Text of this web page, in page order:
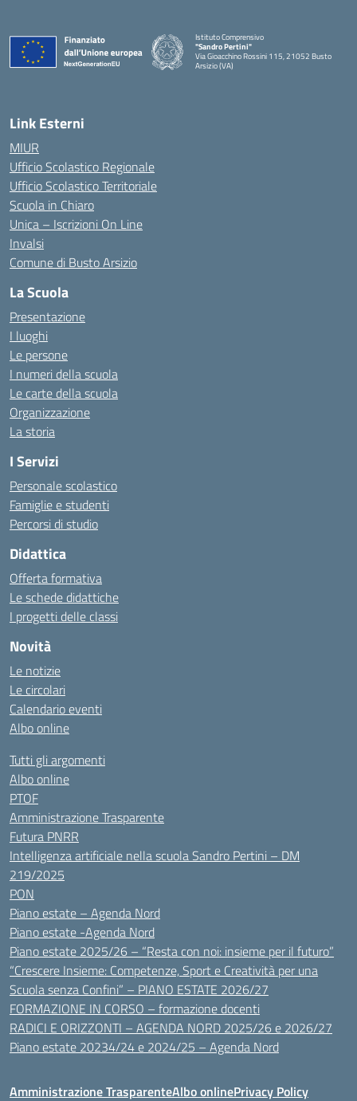
Istituto Comprensivo
"Sandro Pertini"
Via Gioacchino Rossini 115, 21052 Busto
Arsizio (VA)
Link Esterni
MIUR
Ufficio Scolastico Regionale
Ufficio Scolastico Territoriale
Scuola in Chiaro
Unica – Iscrizioni On Line
Invalsi
Comune di Busto Arsizio
La Scuola
Presentazione
I luoghi
Le persone
I numeri della scuola
Le carte della scuola
Organizzazione
La storia
I Servizi
Personale scolastico
Famiglie e studenti
Percorsi di studio
Didattica
Offerta formativa
Le schede didattiche
I progetti delle classi
Novità
Le notizie
Le circolari
Calendario eventi
Albo online
Tutti gli argomenti
Albo online
PTOF
Amministrazione Trasparente
Futura PNRR
Intelligenza artificiale nella scuola Sandro Pertini – DM
219/2025
PON
Piano estate – Agenda Nord
Piano estate -Agenda Nord
Piano estate 2025/26 – “Resta con noi: insieme per il futuro”
“Crescere Insieme: Competenze, Sport e Creatività per una
Scuola senza Confini” – PIANO ESTATE 2026/27
FORMAZIONE IN CORSO – formazione docenti
RADICI E ORIZZONTI – AGENDA NORD 2025/26 e 2026/27
Piano estate 20234/24 e 2024/25 – Agenda Nord
Amministrazione TrasparenteAlbo onlinePrivacy Policy